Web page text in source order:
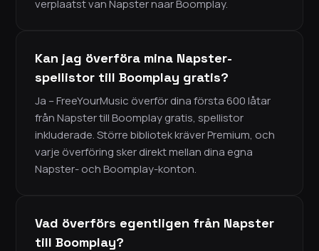
verplaatst van Napster naar Boomplay.
Kan jag överföra mina Napster-
spellistor till Boomplay gratis?
Ja – FreeYourMusic överför dina första 600 låtar
från Napster till Boomplay gratis, spellistor
inkluderade. Större bibliotek kräver Premium, och
varje överföring sker direkt mellan dina egna
Napster- och Boomplay-konton.
Vad överförs egentligen från Napster
till Boomplay?